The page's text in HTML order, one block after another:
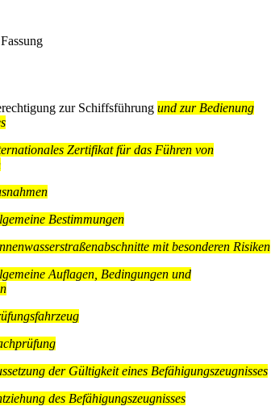
zur Schiffsführung und zur Bedienung
Zertifikat für das Führen von
Bestimmungen
mit besonderen Risiken
Auflagen, Bedingungen und
der Gültigkeit eines Befähigungszeugnisses
des Befähigungszeugnisses